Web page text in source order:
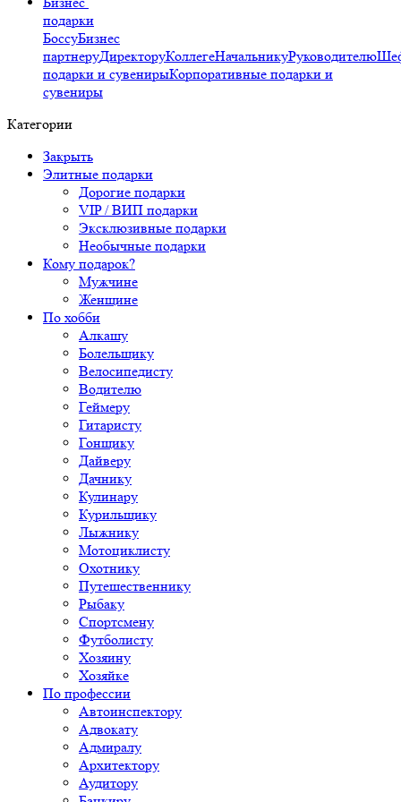
подарки
БоссуБизнес
партнеруДиректоруКоллегеНачальникуРуководителю
подарки и сувенирыКорпоративные подарки и
сувениры
Категории
Закрыть
Элитные подарки
Дорогие подарки
VIP / ВИП подарки
Эксклюзивные подарки
Необычные подарки
Кому подарок?
Мужчине
Женщине
По хобби
Алкашу
Болельщику
Велосипедисту
Водителю
Геймеру
Гитаристу
Гонщику
Дайверу
Дачнику
Кулинару
Курильщику
Лыжнику
Мотоциклисту
Охотнику
Путешественнику
Рыбаку
Спортсмену
Футболисту
Хозяину
Хозяйке
По профессии
Автоинспектору
Адвокату
Адмиралу
Архитектору
Аудитору